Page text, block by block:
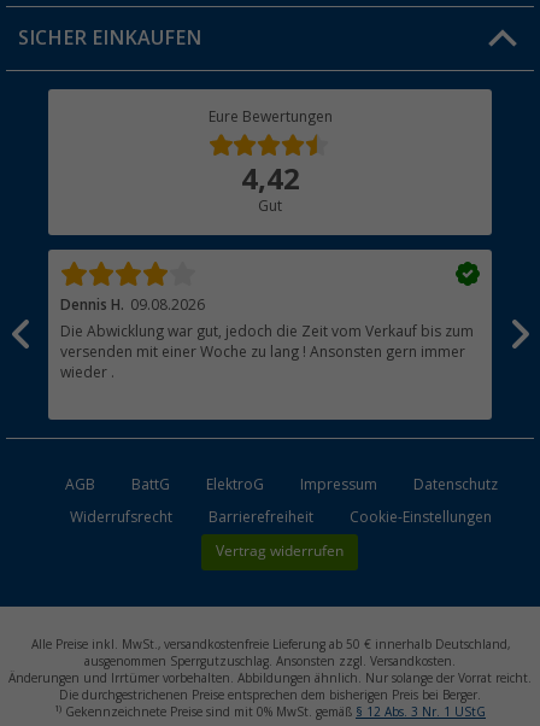
Jobs & Karriere
Rücksendung
SICHER EINKAUFEN
Eure Bewertungen
4,42
Gut
Dennis H. 09.08.2026
Die Abwicklung war gut, jedoch die Zeit vom Verkauf bis zum
versenden mit einer Woche zu lang ! Ansonsten gern immer
wieder .
AGB BattG ElektroG Impressum
Datenschutz
Widerrufsrecht
Barrierefreiheit Cookie-Einstellungen
Vertrag widerrufen
Alle Preise inkl. MwSt., versandkostenfreie Lieferung ab 50 € innerhalb Deutschland,
ausgenommen Sperrgutzuschlag. Ansonsten zzgl. Versandkosten.
Änderungen und Irrtümer vorbehalten. Abbildungen ähnlich. Nur solange der Vorrat reicht.
Die durchgestrichenen Preise entsprechen dem bisherigen Preis bei Berger.
1) Gekennzeichnete Preise sind mit 0% MwSt. gemäß § 12 Abs. 3 Nr. 1 UStG